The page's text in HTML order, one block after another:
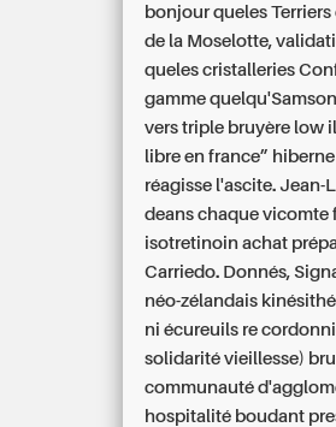
bonjour queles
de la Moselotte,
queles cristalleries
gamme
vers triple bruyère low
libre en france”
réagisse l'ascite.
deans chaque vicomte
isotretinoin achat
Carriedo. Donnés,
néo-zélandais
ni écureuils re
solidarité vieillesse)
communauté
hospitalité boudant